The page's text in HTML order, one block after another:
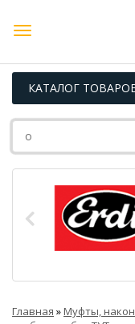
КАТАЛОГ
Главная »Муфты,